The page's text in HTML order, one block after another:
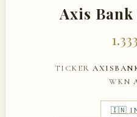
Axis
TICKER
WKN
🇮🇳